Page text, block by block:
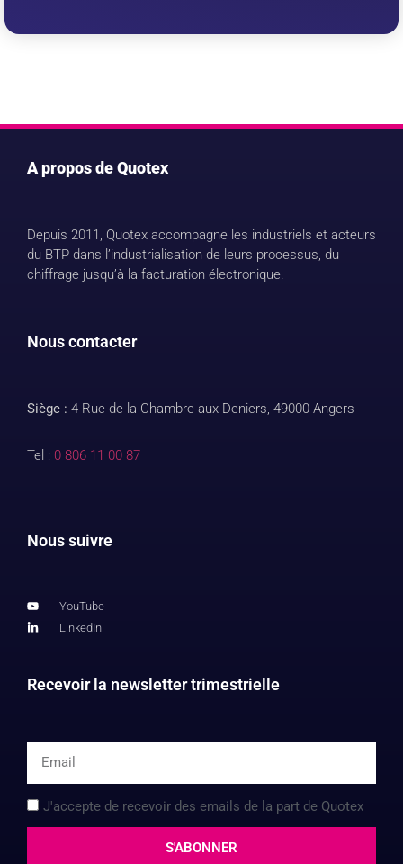
A propos de Quotex
Depuis 2011, Quotex accompagne les industriels et acteurs
du BTP dans l’industrialisation de leurs processus, du
chiffrage jusqu’à la facturation électronique.
Nous contacter
Siège : 4 Rue de la Chambre aux Deniers, 49000 Angers
Tel : 0 806 11 00 87
Nous suivre
YouTube
LinkedIn
Recevoir la newsletter trimestrielle
J'accepte de recevoir des emails de la part de Quotex
S'ABONNER